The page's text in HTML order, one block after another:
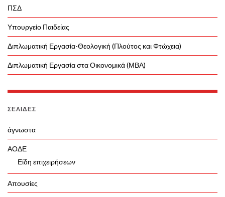
ΠΣΔ
Υπουργείο Παιδείας
Διπλωματική Εργασία-Θεολογική (Πλούτος και Φτώχεια)
Διπλωματική Εργασία στα Οικονομικά (ΜΒΑ)
ΣΕΛΊΔΕΣ
άγνωστα
ΑΟΔΕ
Είδη επιχειρήσεων
Απουσίες